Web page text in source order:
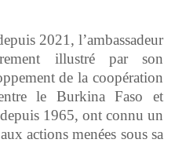
2021, l’ambassadeur
illustré par son
de la coopération
le Burkina Faso et
1965, ont connu un
actions menées sous sa